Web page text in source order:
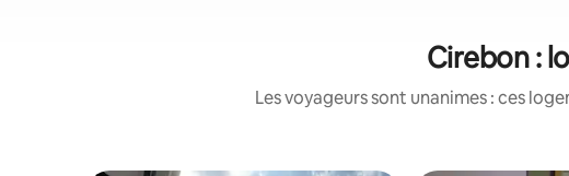
Cirebon :
Les voyageurs sont unanimes : ces